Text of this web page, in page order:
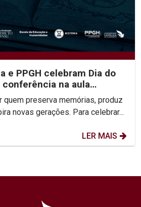
e PPGH celebram Dia do
na aula
preserva memórias, produz
conhecimento e inspira novas gerações. Para celebrar...
LER MAIS